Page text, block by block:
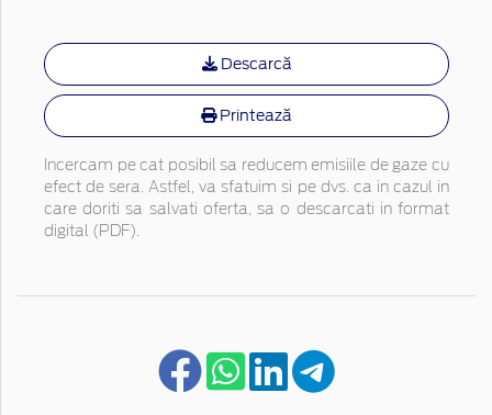
Descarcă
Printează
Incercam pe cat posibil sa reducem emisiile de gaze cu
efect de sera. Astfel, va sfatuim si pe dvs. ca in cazul in
care doriti sa salvati oferta, sa o descarcati in format
digital (PDF).